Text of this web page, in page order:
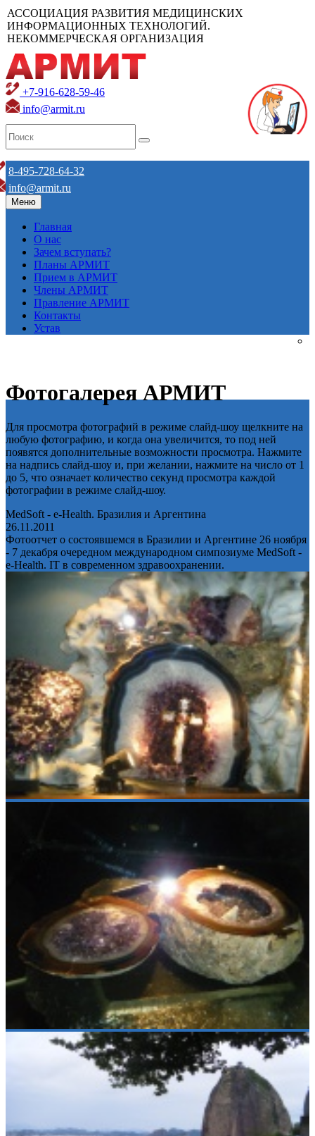
АССОЦИАЦИЯ РАЗВИТИЯ МЕДИЦИНСКИХ
ИНФОРМАЦИОННЫХ ТЕХНОЛОГИЙ.
НЕКОММЕРЧЕСКАЯ ОРГАНИЗАЦИЯ
+7-916-628-59-46
info@armit.ru
8-495-728-64-32
info@armit.ru
Меню
Главная
О нас
Зачем вступать?
Планы АРМИТ
Прием в АРМИТ
Члены АРМИТ
Правление АРМИТ
Контакты
Устав
Фотогалерея АРМИТ
Для просмотра фотографий в режиме слайд-шоу щелкните на
любую фотографию, и когда она увеличится, то под ней
появятся дополнительные возможности просмотра. Нажмите
на надпись слайд-шоу и, при желании, нажмите на число от 1
до 5, что означает количество секунд просмотра каждой
фотографии в режиме слайд-шоу.
MedSoft - e-Health. Бразилия и Аргентина
26.11.2011
Фотоотчет о состоявшемся в Бразилии и Аргентине 26 ноября
- 7 декабря очередном международном симпозиуме MedSoft -
e-Health. IT в современном здравоохранении.